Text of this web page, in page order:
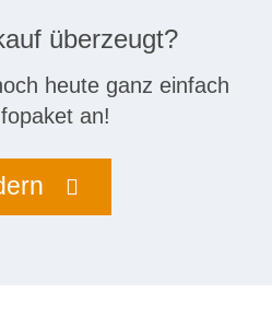
überzeugt?
heute ganz einfach
an!